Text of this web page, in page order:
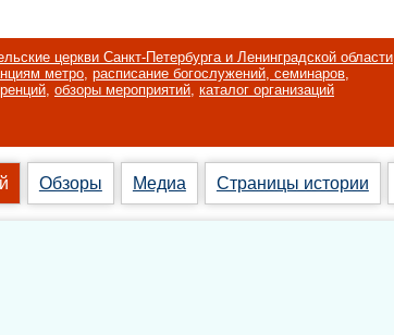
церкви Санкт-Петербурга и Ленинградской области
метро, расписание богослужений, семинаров,
, обзоры мероприятий, каталог организаций
Обзоры Медиа Страницы истории